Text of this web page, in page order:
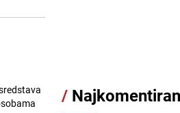
jednostavan
/